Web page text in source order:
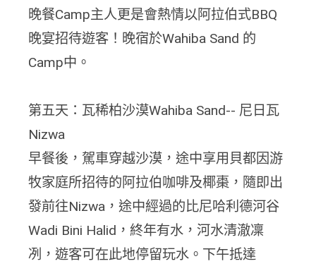
晚餐Camp主人更是會熱情以阿拉伯式BBQ
晚宴招待遊客！晚宿於Wahiba Sand 的
Camp中。
第五天：瓦稀柏沙漠Wahiba Sand-- 尼日瓦
Nizwa
早餐後，駕車穿越沙漠，途中享用貝都因游
牧家庭所招待的阿拉伯咖啡及椰棗，隨即出
發前往Nizwa，途中經過的比尼哈利德河谷
Wadi Bini Halid，終年有水，河水清澈凜
冽，遊客可在此地停留玩水。下午抵達